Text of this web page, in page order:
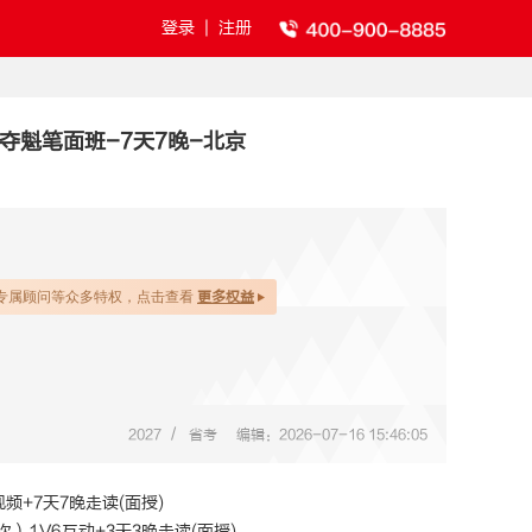
登录 注册
魁笔面班-7天7晚-北京
属顾问等众多特权，点击查看 更多权益
2027 / 省考 编辑：2026-07-16 15:46:05
+7天7晚走读(面授)